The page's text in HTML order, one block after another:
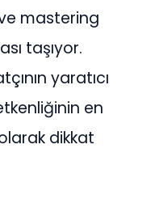
mastering
taşıyor.
yaratıcı
en
dikkat